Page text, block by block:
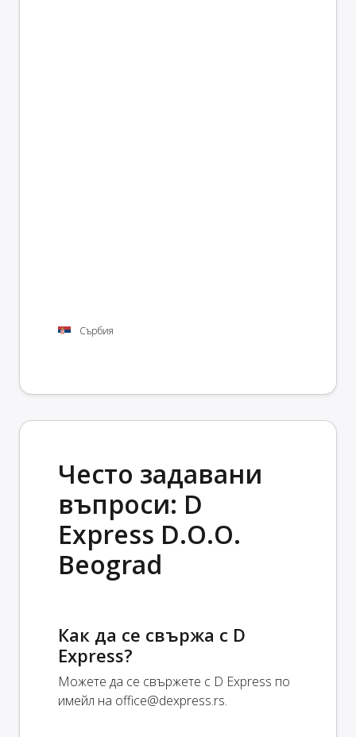
Сърбия
Често задавани
въпроси: D
Express D.O.O.
Beograd
Как да се свържа с D
Express?
Можете да се свържете с D Express по
имейл на office@dexpress.rs.